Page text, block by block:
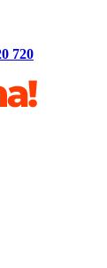
720